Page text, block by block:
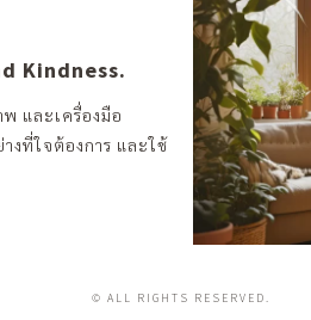
Kindness.
และเครื่องมือ
ที่ใจต้องการ และใช้
© ALL RIGHTS RESERVED.